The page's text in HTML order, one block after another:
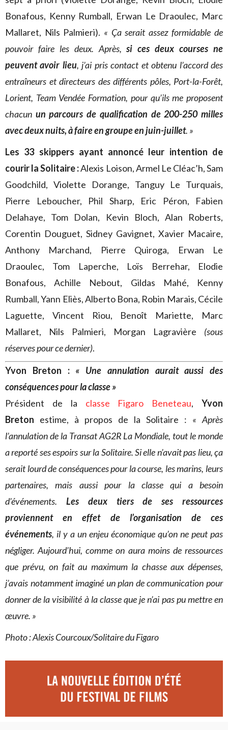
Bonafous, Kenny Rumball, Erwan Le Draoulec, Marc
Mallaret, Nils Palmieri). « Ça serait assez formidable de
pouvoir faire les deux. Après,si ces deux courses ne
peuvent avoir lieu, j’ai pris contact et obtenu l’accord des
entraîneurs et directeurs des différents pôles, Port-la-Forêt,
Lorient, Team Vendée Formation, pour qu’ils me proposent
chacun un parcours de qualification de 200-250 milles
avec deux nuits, à faire en groupe en juin-juillet. »
Les 33 skippers ayant annoncé leur intention de
courir la Solitaire :Alexis Loison, Armel Le Cléac’h, Sam
Goodchild, Violette Dorange, Tanguy Le Turquais,
Pierre Leboucher, Phil Sharp, Eric Péron, Fabien
Delahaye, Tom Dolan, Kevin Bloch, Alan Roberts,
Corentin Douguet, Sidney Gavignet, Xavier Macaire,
Anthony Marchand, Pierre Quiroga, Erwan Le
Draoulec, Tom Laperche, Loïs Berrehar, Elodie
Bonafous, Achille Nebout, Gildas Mahé, Kenny
Rumball, Yann Eliès, Alberto Bona, Robin Marais, Cécile
Laguette, Vincent Riou, Benoît Mariette, Marc
Mallaret, Nils Palmieri, Morgan Lagravière (sous
réserves pour ce dernier).
Yvon Breton : « Une annulation aurait aussi des
conséquences pour la classe »
Président de la classe Figaro Beneteau,Yvon
Breton estime, à propos de la Solitaire : « Après
l’annulation de la Transat AG2R La Mondiale, tout le monde
a reporté ses espoirs sur la Solitaire. Si elle n’avait pas lieu, ça
serait lourd de conséquences pour la course, les marins, leurs
partenaires, mais aussi pour la classe qui a besoin
d’événements. Les deux tiers de ses ressources
proviennent en effet de l’organisation de ces
événements, il y a un enjeu économique qu’on ne peut pas
négliger. Aujourd’hui, comme on aura moins de ressources
que prévu, on fait au maximum la chasse aux dépenses,
j’avais notamment imaginé un plan de communication pour
donner de la visibilité à la classe que je n’ai pas pu mettre en
œuvre. »
Photo : Alexis Courcoux/Solitaire du Figaro